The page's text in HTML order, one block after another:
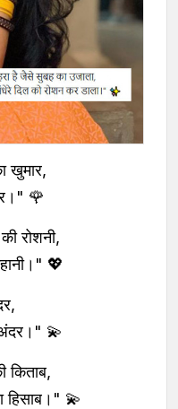
खुमार,
🌹
रोशनी,
💖
💫
किताब,
हिसाब।" 💫